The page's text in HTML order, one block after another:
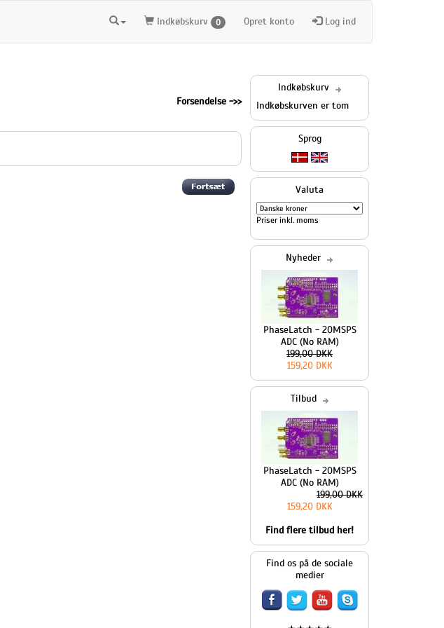
Indkøbskurv 0 Opret konto Log ind
Forsendelse ->>
Indkøbskurv
Indkøbskurven er tom
Sprog
Valuta
Priser inkl. moms
Nyheder
PhaseLatch - 20MSPS
ADC (No RAM)
199,00 DKK
159,20 DKK
Tilbud
PhaseLatch - 20MSPS
ADC (No RAM)
199,00 DKK
159,20 DKK
Find flere tilbud her!
Find os på de sociale
medier